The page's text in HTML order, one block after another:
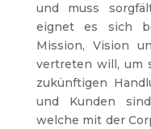
und muss
eignet es sich
Mission, Vision
vertreten will, um
zukünftigen
und Kunden
welche mit der